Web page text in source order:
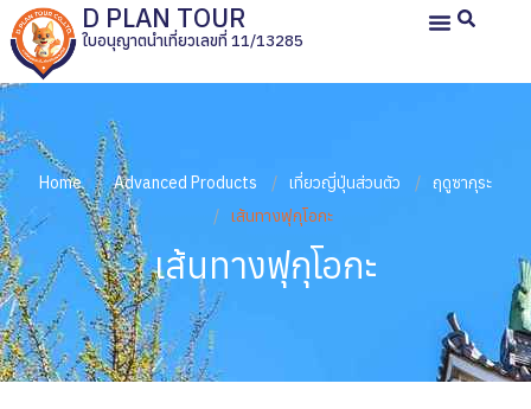
D PLAN TOUR
ใบอนุญาตนำเที่ยวเลขที่ 11/13285
Home Advanced Products เที่ยวญี่ปุ่นส่วนตัว
ฤดูซากุระ
เส้นทางฟุกุโอกะ
เส้นทางฟุกุโอกะ